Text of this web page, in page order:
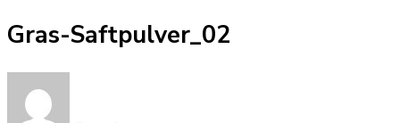
Gras-Saftpulver_02